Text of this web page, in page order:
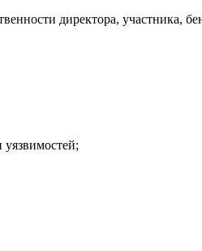
директора, участника,